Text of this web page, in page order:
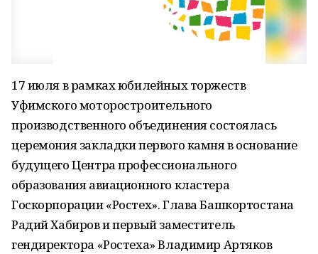
17 июля в рамках юбилейных торжеств
Уфимского моторостроительного
производственного объединения состоялась
церемония закладки первого камня в основание
будущего Центра профессионального
образования авиационного кластера
Госкорпорации «Ростех». Глава Башкортостана
Радий Хабиров и первый заместитель
гендиректора «Ростеха» Владимир Артяков